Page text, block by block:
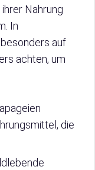
Nahrung
In
auf
achten, um
die